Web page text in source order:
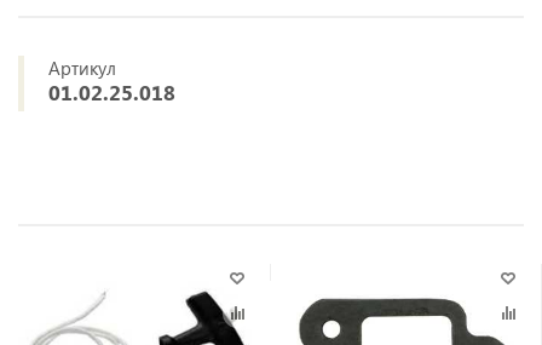
Артикул
01.02.25.018